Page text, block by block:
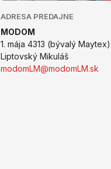
ADRESA PREDAJNE
MODOM
1. mája 4313 (bývalý Maytex)
Liptovský Mikuláš
modomLM@modomLM.sk